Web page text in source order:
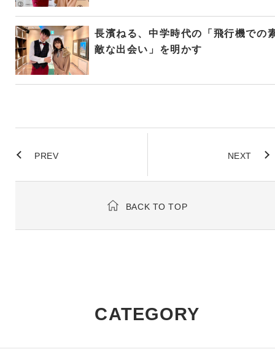
長濱ねる、中学時代の「飛行機での
敵な出会い」を明かす
PREV NEXT
BACK TO TOP
CATEGORY